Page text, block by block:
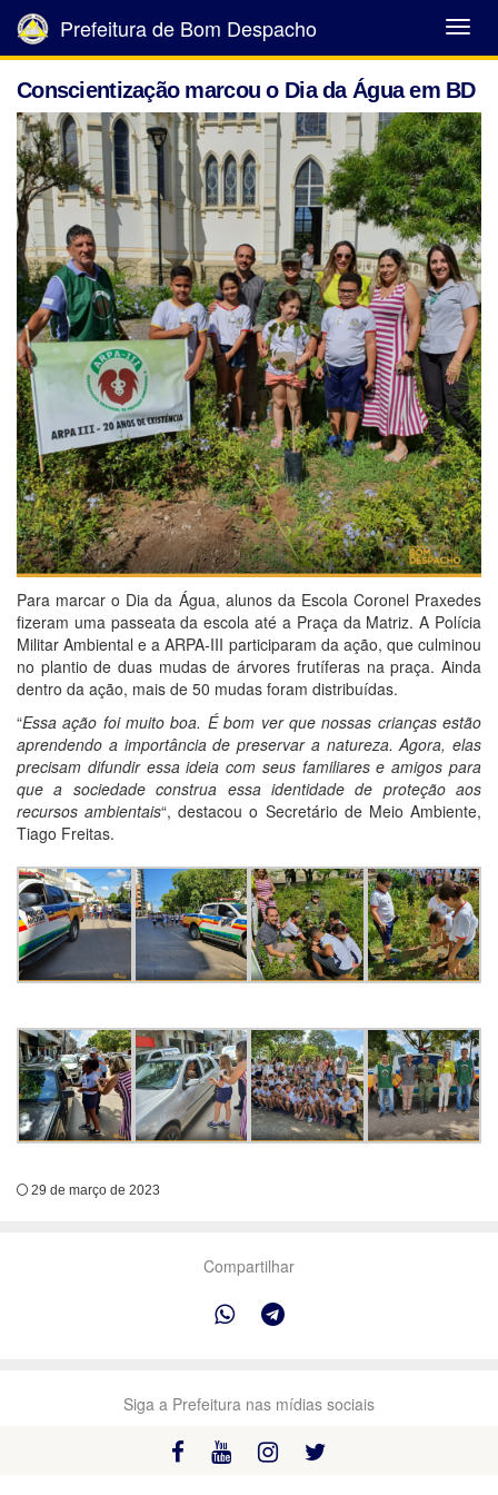
Abrir
Menu
Prefeitura de Bom Despacho
Conscientização marcou o Dia da Água em BD
Para marcar o Dia da Água, alunos da Escola Coronel Praxedes
fizeram uma passeata da escola até a Praça da Matriz. A Polícia
Militar Ambiental e a ARPA-III participaram da ação, que culminou
no plantio de duas mudas de árvores frutíferas na praça. Ainda
dentro da ação, mais de 50 mudas foram distribuídas.
“Essa ação foi muito boa. É bom ver que nossas crianças estão
aprendendo a importância de preservar a natureza. Agora, elas
precisam difundir essa ideia com seus familiares e amigos para
que a sociedade construa essa identidade de proteção aos
recursos ambientais“, destacou o Secretário de Meio Ambiente,
Tiago Freitas.
29 de março de 2023
Compartilhar
Siga a Prefeitura nas mídias sociais